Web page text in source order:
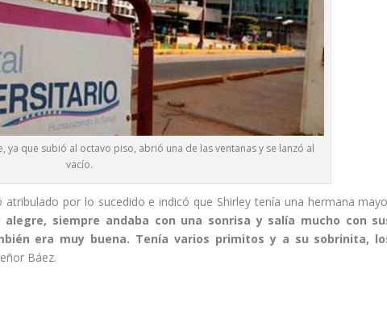
ya que subió al octavo piso, abrió una de las ventanas y se lanzó al
vacío.
por lo sucedido e indicó que Shirley tenía una hermana
siempre andaba con una sonrisa y salía mucho con
era muy buena. Tenía varios primitos y a su sobrinita,
Báez.